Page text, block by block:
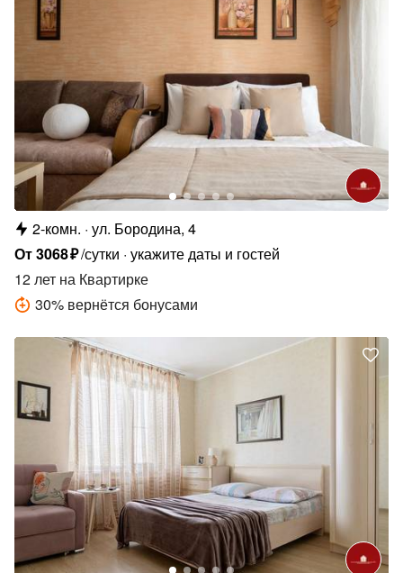
2-комн. ул. Бородина, 4
От3068₽/сутки укажите даты и гостей
12 лет на Квартирке
30% вернётся бонусами